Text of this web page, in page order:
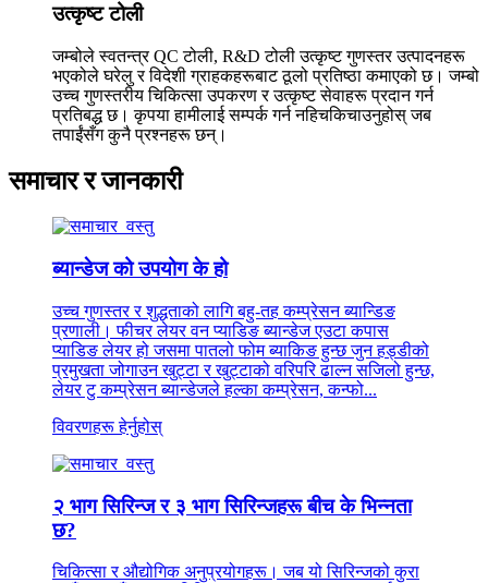
उत्कृष्ट टोली
जम्बोले स्वतन्त्र QC टोली, R&D टोली उत्कृष्ट गुणस्तर उत्पादनहरू
भएकोले घरेलु र विदेशी ग्राहकहरूबाट ठूलो प्रतिष्ठा कमाएको छ। जम्बो
उच्च गुणस्तरीय चिकित्सा उपकरण र उत्कृष्ट सेवाहरू प्रदान गर्न
प्रतिबद्ध छ। कृपया हामीलाई सम्पर्क गर्न नहिचकिचाउनुहोस् जब
तपाईंसँग कुनै प्रश्नहरू छन्।
समाचार र जानकारी
ब्यान्डेज को उपयोग के हो
उच्च गुणस्तर र शुद्धताको लागि बहु-तह कम्प्रेसन ब्यान्डिङ
प्रणाली। फीचर लेयर वन प्याडिङ ब्यान्डेज एउटा कपास
प्याडिङ लेयर हो जसमा पातलो फोम ब्याकिङ हुन्छ जुन हड्डीको
प्रमुखता जोगाउन खुट्टा र खुट्टाको वरिपरि ढाल्न सजिलो हुन्छ,
लेयर टु कम्प्रेसन ब्यान्डेजले हल्का कम्प्रेसन, कन्फो...
विवरणहरू हेर्नुहोस्
२ भाग सिरिन्ज र ३ भाग सिरिन्जहरू बीच के भिन्नता
छ?
चिकित्सा र औद्योगिक अनुप्रयोगहरू। जब यो सिरिन्जको कुरा